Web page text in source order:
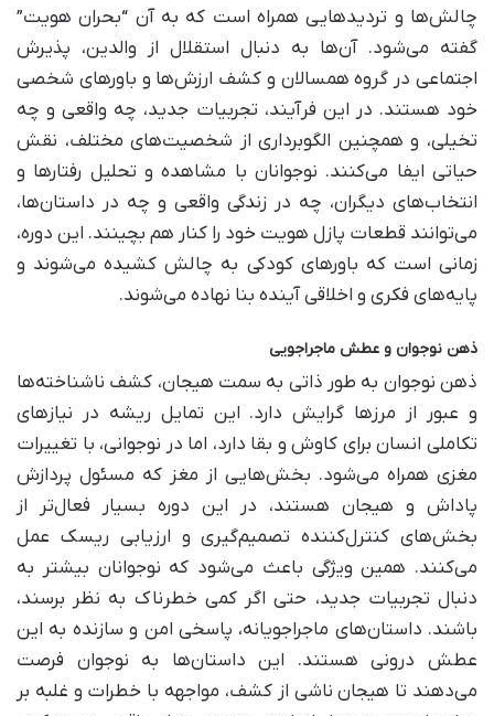
چالش‌ها و تردیدهایی همراه است که به آن “بحران هویت”
گفته می‌شود. آن‌ها به دنبال استقلال از والدین، پذیرش
اجتماعی در گروه همسالان و کشف ارزش‌ها و باورهای شخصی
خود هستند. در این فرآیند، تجربیات جدید، چه واقعی و چه
تخیلی، و همچنین الگوبرداری از شخصیت‌های مختلف، نقش
حیاتی ایفا می‌کنند. نوجوانان با مشاهده و تحلیل رفتارها و
انتخاب‌های دیگران، چه در زندگی واقعی و چه در داستان‌ها،
می‌توانند قطعات پازل هویت خود را کنار هم بچینند. این دوره،
زمانی است که باورهای کودکی به چالش کشیده می‌شوند و
پایه‌های فکری و اخلاقی آینده بنا نهاده می‌شوند.
ذهن نوجوان و عطش ماجراجویی
ذهن نوجوان به طور ذاتی به سمت هیجان، کشف ناشناخته‌ها
و عبور از مرزها گرایش دارد. این تمایل ریشه در نیازهای
تکاملی انسان برای کاوش و بقا دارد، اما در نوجوانی، با تغییرات
مغزی همراه می‌شود. بخش‌هایی از مغز که مسئول پردازش
پاداش و هیجان هستند، در این دوره بسیار فعال‌تر از
بخش‌های کنترل‌کننده تصمیم‌گیری و ارزیابی ریسک عمل
می‌کنند. همین ویژگی باعث می‌شود که نوجوانان بیشتر به
دنبال تجربیات جدید، حتی اگر کمی خطرناک به نظر برسند،
باشند. داستان‌های ماجراجویانه، پاسخی امن و سازنده به این
عطش درونی هستند. این داستان‌ها به نوجوان فرصت
می‌دهند تا هیجان ناشی از کشف، مواجهه با خطرات و غلبه بر